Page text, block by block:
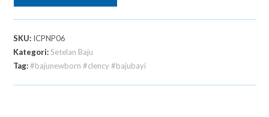
SKU: ICPNP06
Kategori:Setelan Baju
Tag:#bajunewborn #clency #bajubayi